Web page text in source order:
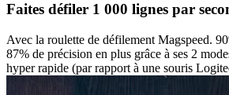
Faites défiler 1 000 lignes par
Avec la roulette de défilement Magspeed.
87% de précision en plus grâce à ses 2
hyper rapide (par rapport à une souris